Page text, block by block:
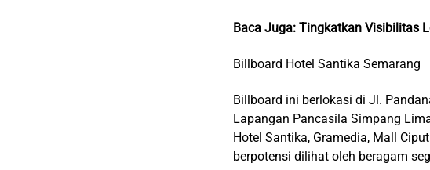
Baca Juga: Tingkatkan Visibilitas
Billboard Hotel Santika Semarang
Billboard ini berlokasi di Jl.
Lapangan Pancasila Simpang
Hotel Santika, Gramedia, Mall
berpotensi dilihat oleh beragam